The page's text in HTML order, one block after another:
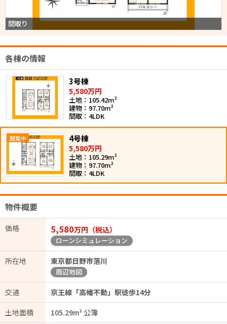
間取り
各棟の情報
3号棟
5,580万円
土地：105.42m²
建物：97.70m²
間取：4LDK
4号棟
5,580万円
土地：105.29m²
建物：97.70m²
間取：4LDK
物件概要
価格 5,580万円（税込）
ローンシミュレーション
所在地 東京都日野市落川
周辺地図
交通
京王線「高幡不動」駅徒歩14分
土地面積
105.29m² 公簿